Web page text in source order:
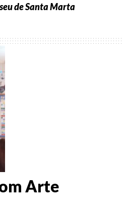
de Santa Marta
Arte